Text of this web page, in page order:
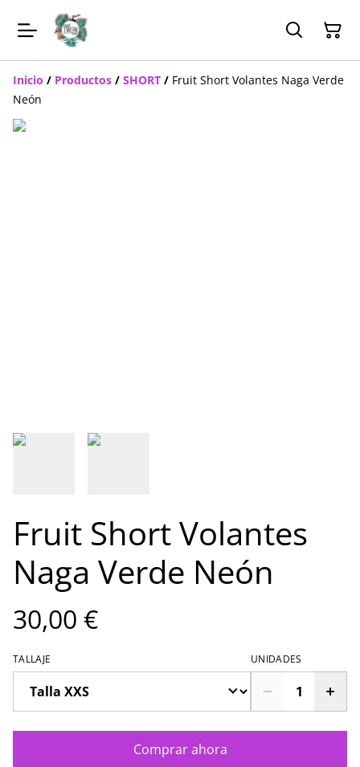
Inicio / Productos / SHORT / Fruit Short Volantes Naga Verde
Neón
Fruit Short Volantes
Naga Verde Neón
30,00 €
TALLAJE UNIDADES
Comprar ahora